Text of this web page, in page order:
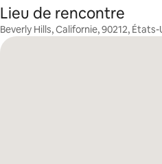
Lieu de rencontre
Beverly Hills, Californie, 90212, États-